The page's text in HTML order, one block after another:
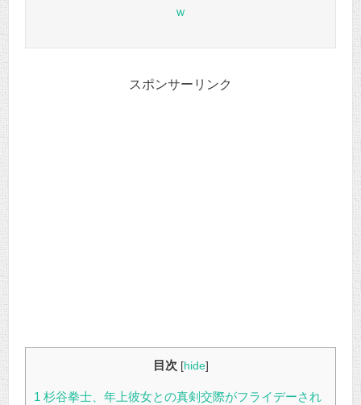
ｗ
スポンサーリンク
目次 [hide]
1 杉谷拳士、年上彼女との真剣交際がフライデーされ